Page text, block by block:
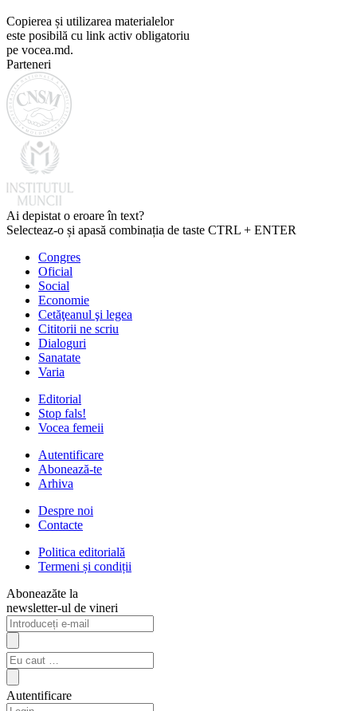
Copierea și utilizarea materialelor
este posibilă cu link activ obligatoriu
pe vocea.md.
Parteneri
Ai depistat o eroare în text?
Selecteaz-o și apasă combinația de taste CTRL + ENTER
Congres
Oficial
Social
Economie
Cetăţeanul şi legea
Cititorii ne scriu
Dialoguri
Sanatate
Varia
Editorial
Stop fals!
Vocea femeii
Autentificare
Abonează-te
Arhiva
Despre noi
Contacte
Politica editorială
Termeni și condiții
Aboneazăte la
newsletter-ul de vineri
Autentificare